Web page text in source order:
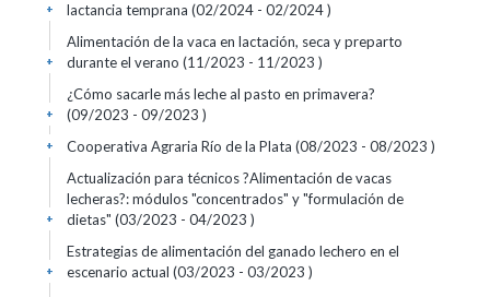
lactancia temprana (02/2024 - 02/2024 )
+
Alimentación de la vaca en lactación, seca y preparto
durante el verano (11/2023 - 11/2023 )
+
¿Cómo sacarle más leche al pasto en primavera?
(09/2023 - 09/2023 )
+
Cooperativa Agraria Río de la Plata (08/2023 - 08/2023 )
+
Actualización para técnicos ?Alimentación de vacas
lecheras?: módulos "concentrados" y "formulación de
dietas" (03/2023 - 04/2023 )
+
Estrategias de alimentación del ganado lechero en el
escenario actual (03/2023 - 03/2023 )
+